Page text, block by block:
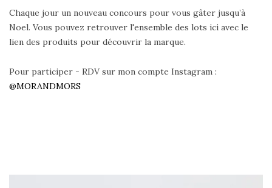
Chaque jour un nouveau concours pour vous gâter jusqu’à
Noel. Vous pouvez retrouver l'ensemble des lots ici avec le
lien des produits pour découvrir la marque.
Pour participer - RDV sur mon compte Instagram :
@MORANDMORS